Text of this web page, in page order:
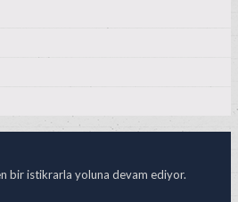
bir istikrarla yoluna devam ediyor.